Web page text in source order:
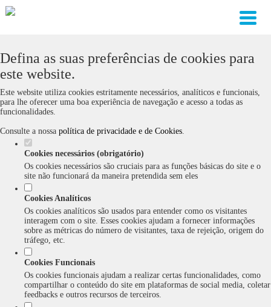
Defina as suas preferências de cookies para
este website.
Este website utiliza cookies estritamente necessários, analíticos e funcionais,
para lhe oferecer uma boa experiência de navegação e acesso a todas as
funcionalidades.
Consulte a nossa política de privacidade e de Cookies.
Cookies necessários (obrigatório)
Os cookies necessários são cruciais para as funções básicas do site e o
site não funcionará da maneira pretendida sem eles
Cookies Analíticos
Os cookies analíticos são usados para entender como os visitantes
interagem com o site. Esses cookies ajudam a fornecer informações
sobre as métricas do número de visitantes, taxa de rejeição, origem do
tráfego, etc.
Cookies Funcionais
Os cookies funcionais ajudam a realizar certas funcionalidades, como
compartilhar o conteúdo do site em plataformas de social media, coletar
feedbacks e outros recursos de terceiros.